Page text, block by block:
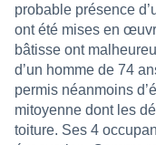
probable présence
ont été mises en
bâtisse ont
d’un homme de 74
permis néanmoins
mitoyenne dont les
toiture. Ses 4